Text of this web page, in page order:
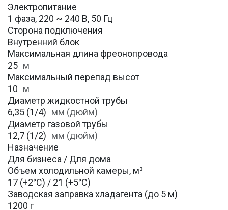
Электропитание
1 фаза, 220 ~ 240 В, 50 Гц
Сторона подключения
Внутренний блок
Максимальная длина фреонопровода
25 м
Максимальный перепад высот
10 м
Диаметр жидкостной трубы
6,35 (1/4) мм (дюйм)
Диаметр газовой трубы
12,7 (1/2) мм (дюйм)
Назначение
Для бизнеса / Для дома
Объем холодильной камеры, м³
17 (+2°С) / 21 (+5°С)
Заводская заправка хладагента (до 5 м)
1200 г